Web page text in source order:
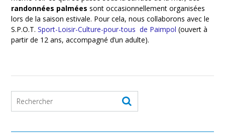
randonnées palmées sont occasionnellement organisées
lors de la saison estivale. Pour cela, nous collaborons avec le
S.P.O.T. Sport-Loisir-Culture-pour-tous de Paimpol (ouvert à
partir de 12 ans, accompagné d’un adulte).